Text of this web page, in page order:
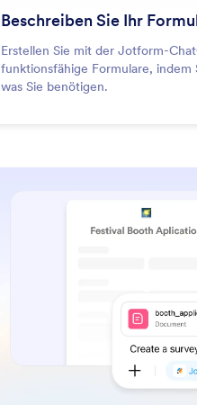
Beschreiben Sie Ihr
Erstellen Sie mit der Jotform-
funktionsfähige Formulare, indem
was Sie benötigen.
Mehr